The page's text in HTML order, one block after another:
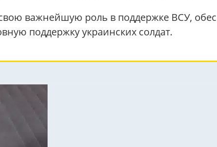
важнейшую роль в поддержке ВСУ,
поддержку украинских солдат.